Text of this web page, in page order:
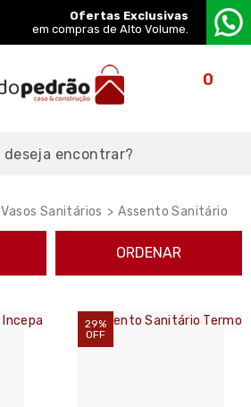
Ofertas Exclusivas
em compras de Alto Volume.
0
Vasos Sanitários Assento Sanitário
ORDENAR
29%
OFF